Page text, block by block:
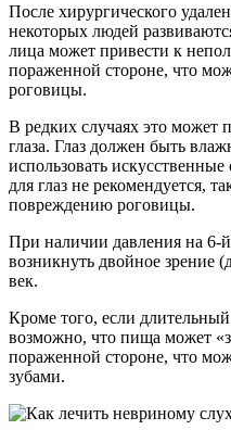
После хирургического
некоторых людей
лица может привести к
пораженной стороне, что
роговицы.
В редких случаях это может
глаза. Глаз должен быть
использовать
для глаз не рекомендуется,
повреждению роговицы.
При наличии давления на 6-
возникнуть двойное
век.
Кроме того, если
возможно, что пища может
пораженной стороне, что
зубами.